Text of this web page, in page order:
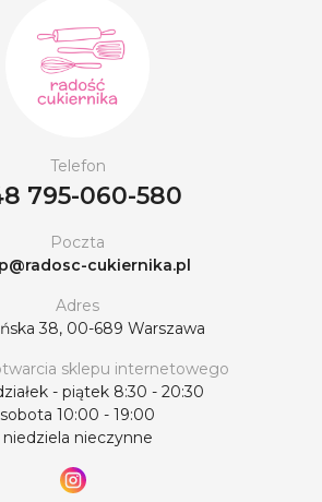
Telefon
795-060-580
Poczta
cukiernika.pl
Adres
38, 00-689 Warszawa
sklepu internetowego
- piątek 8:30 - 20:30
sobota 10:00 - 19:00
niedziela nieczynne